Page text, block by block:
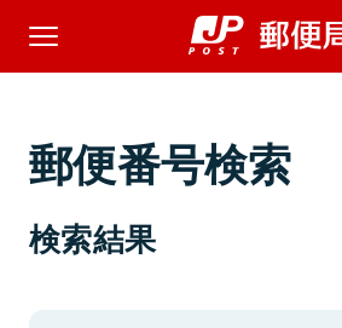
郵便番号検索
検索結果